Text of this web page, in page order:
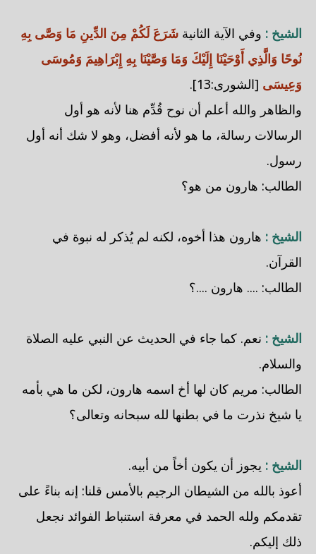
الشيخ : وفي الآية الثانية شَرَعَ لَكُمْ مِنَ الدِّينِ مَا وَصَّى بِهِ
نُوحًا وَالَّذِي أَوْحَيْنَا إِلَيْكَ وَمَا وَصَّيْنَا بِهِ إِبْرَاهِيمَ وَمُوسَى
وَعِيسَى [الشورى:13].
والظاهر والله أعلم أن نوح قُدِّم هنا لأنه هو أول
الرسالات رسالة، ما هو لأنه أفضل، وهو لا شك أنه أول
رسول.
الطالب: هارون من هو؟
الشيخ : هارون هذا أخوه، لكنه لم يُذكر له نبوة في
القرآن.
الطالب: .... هارون ....؟
الشيخ : نعم. كما جاء في الحديث عن النبي عليه الصلاة
والسلام.
الطالب: مريم كان لها أخ اسمه هارون، لكن ما هي بأمه
يا شيخ نذرت ما في بطنها لله سبحانه وتعالى؟
الشيخ : يجوز أن يكون أخاً من أبيه.
أعوذ بالله من الشيطان الرجيم بالأمس قلنا: إنه بناءً على
تقدمكم ولله الحمد في معرفة استنباط الفوائد نجعل
ذلك إليكم.